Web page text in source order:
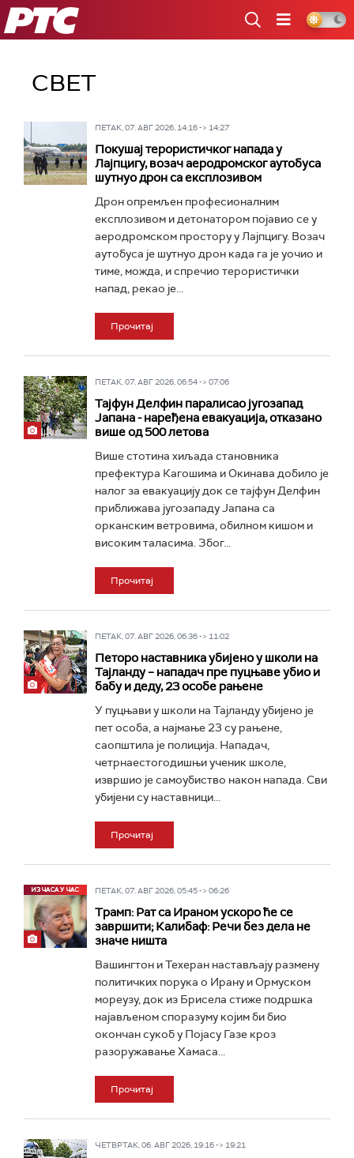
РТС
СВЕТ
ПЕТАК, 07. АВГ 2026, 14:16 -> 14:27
Покушај терористичког напада у
Лајпцигу, возач аеродромског аутобуса
шутнуо дрон са експлозивом
Дрон опремљен професионалним
експлозивом и детонатором појавио се у
аеродромском простору у Лајпцигу. Возач
аутобуса је шутнуо дрон када га је уочио и
тиме, можда, и спречио терористички
напад, рекао је...
Прочитај
ПЕТАК, 07. АВГ 2026, 06:54 -> 07:06
Тајфун Делфин паралисао југозапад
Јапана - наређена евакуација, отказано
више од 500 летова
Више стотина хиљада становника
префектура Кагошима и Окинава добило је
налог за евакуацију док се тајфун Делфин
приближава југозападу Јапана са
орканским ветровима, обилном кишом и
високим таласима. Због...
Прочитај
ПЕТАК, 07. АВГ 2026, 06:36 -> 11:02
Петоро наставника убијено у школи на
Тајланду – нападач пре пуцњаве убио и
бабу и деду, 23 особе рањене
У пуцњави у школи на Тајланду убијено је
пет особа, а најмање 23 су рањене,
саопштила је полиција. Нападач,
четрнаестогодишњи ученик школе,
извршио је самоубиство након напада. Сви
убијени су наставници...
Прочитај
ПЕТАК, 07. АВГ 2026, 05:45 -> 06:26
Трамп: Рат са Ираном ускоро ће се
завршити; Калибаф: Речи без дела не
значе ништа
Вашингтон и Техеран настављају размену
политичких порука о Ирану и Ормуском
мореузу, док из Брисела стиже подршка
најављеном споразуму којим би био
окончан сукоб у Појасу Газе кроз
разоружавање Хамаса...
Прочитај
ЧЕТВРТАК, 06. АВГ 2026, 19:16 -> 19:21